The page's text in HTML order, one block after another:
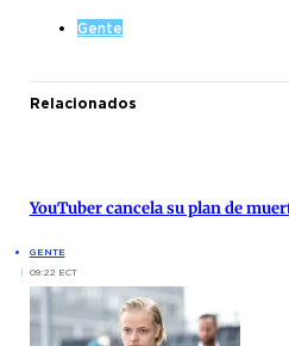
Gente
Relacionados
YouTuber cancela su plan de
GENTE
09:22 ECT